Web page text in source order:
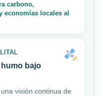
carbono,
economías locales al
bajo
visión continua de